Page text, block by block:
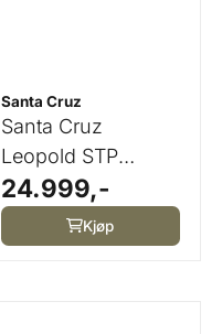
Santa Cruz
Santa Cruz
Leopold STP
Optima Line Saddle
24.999,-
Kjøp